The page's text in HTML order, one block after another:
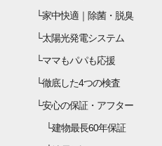
家中快適｜除菌・脱臭
太陽光発電システム
ママもパパも応援
徹底した4つの検査
安心の保証・アフター
建物最長60年保証